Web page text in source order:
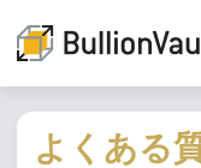
よくある